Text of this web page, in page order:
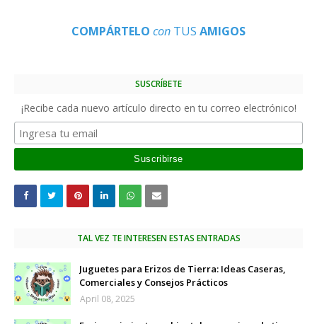
COMPÁRTELO con TUS AMIGOS
SUSCRÍBETE
¡Recibe cada nuevo artículo directo en tu correo electrónico!
TAL VEZ TE INTERESEN ESTAS ENTRADAS
Juguetes para Erizos de Tierra: Ideas Caseras,
Comerciales y Consejos Prácticos
April 08, 2025